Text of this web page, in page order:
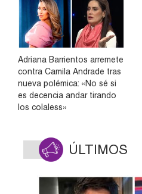
Adriana Barrientos arremete
contra Camila Andrade tras
nueva polémica: «No sé si
es decencia andar tirando
los colaless»
ÚLTIMOS